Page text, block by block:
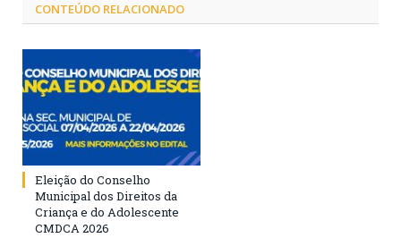
CONTEÚDO RELACIONADO
Eleição do Conselho
Municipal dos Direitos da
Criança e do Adolescente
CMDCA 2026